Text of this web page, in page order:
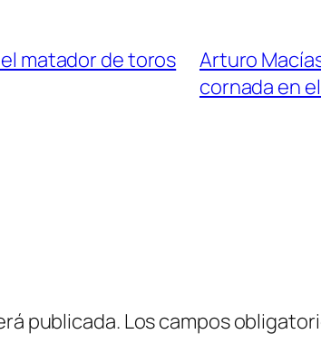
matador de toros
Arturo
cornada en
publicada. Los campos